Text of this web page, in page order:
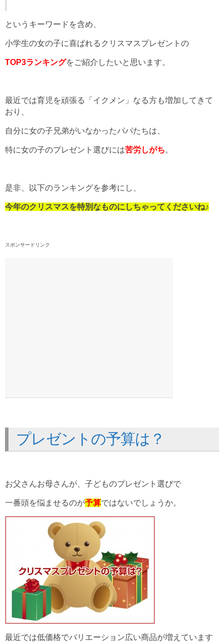
というキーワードを含め、
小学生の女の子に喜ばれるクリスマスプレゼントの
TOP3ランキングをご紹介したいと思います。
最近では育児を頑張る「イクメン」なる方も増加してきて
おり、
自分に女の子兄弟がいなかったパパたちは、
特に女の子のプレゼント選びには苦労しがち。
是非、以下のランキングを参考にし、
今年のクリスマスを特別なものにしちゃってくださいね♪
スポンサードリンク
プレゼントの予算は？
お父さんお母さんが、子どものプレゼント選びで
一番頭を悩ませるのが予算ではないでしょうか。
最近では低価格でバリエーション広い商品が増えています